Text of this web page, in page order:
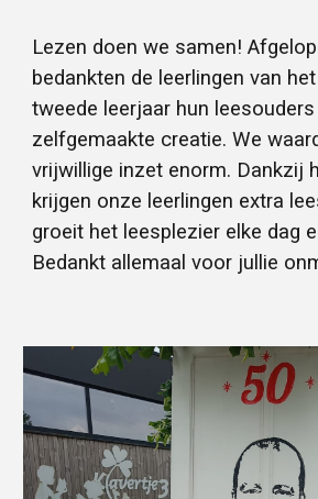
Lezen doen we samen!
bedankten de leerlingen van
tweede leerjaar hun
zelfgemaakte creatie. We
vrijwillige inzet enorm. Dankzij
krijgen onze leerlingen extra
groeit het leesplezier elke dag
Bedankt allemaal voor jullie